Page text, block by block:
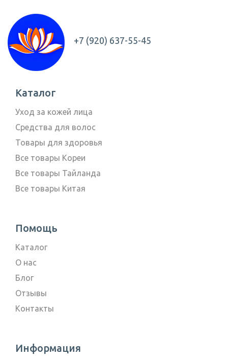
+7 (920) 637-55-45
Каталог
Уход за кожей лица
Средства для волос
Товары для здоровья
Все товары Кореи
Все товары Тайланда
Все товары Китая
Помощь
Каталог
О нас
Блог
Отзывы
Контакты
Информация